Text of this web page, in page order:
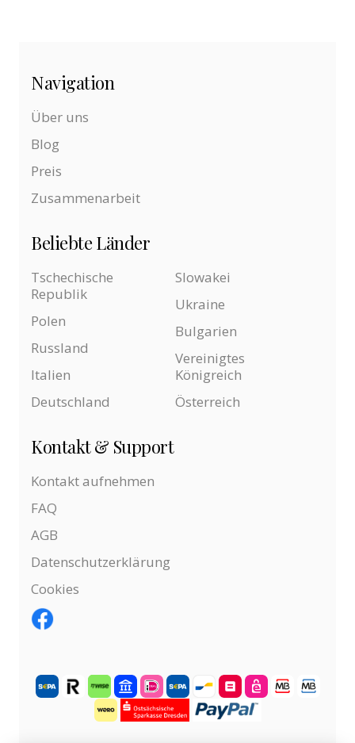
Navigation
Über uns
Blog
Preis
Zusammenarbeit
Beliebte Länder
Tschechische
Republik
Polen
Russland
Italien
Deutschland
Slowakei
Ukraine
Bulgarien
Vereinigtes
Königreich
Österreich
Kontakt & Support
Kontakt aufnehmen
FAQ
AGB
Datenschutzerklärung
Cookies